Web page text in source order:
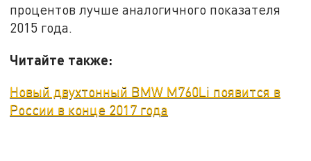
процентов лучше аналогичного показателя
2015 года.
Читайте также:
Новый двухтонный BMW M760Li появится в
России в конце 2017 года